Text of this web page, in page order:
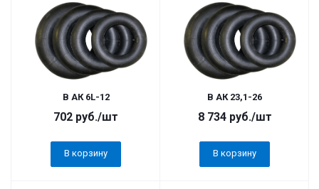
В АК 6L-12
702 руб./шт
В корзину
В АК 23,1-26
8 734руб./шт
В корзину